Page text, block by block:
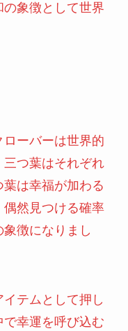
象徴として世界
ーバーは世界的
つ葉はそれぞれ
は幸福が加わる
偶然見つける確率
徴になりまし
テムとして押し
幸運を呼び込む